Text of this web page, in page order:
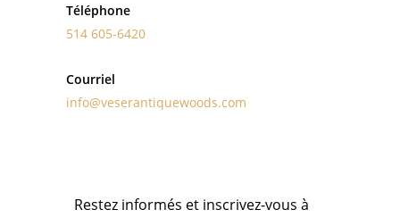
Téléphone
514 605-6420
Courriel
info@veserantiquewoods.com
Restez informés et inscrivez-vous à